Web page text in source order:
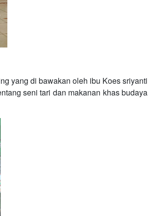
yang di bawakan oleh ibu Koes sriyanti
seni tari dan makanan khas budaya